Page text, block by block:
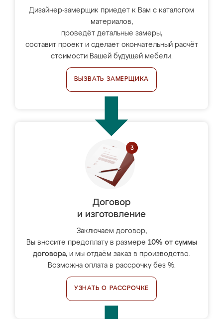
Дизайнер-замерщик приедет к Вам с каталогом
материалов,
проведёт детальные замеры,
составит проект и сделает окончательный расчёт
стоимости Вашей будущей мебели.
ВЫЗВАТЬ ЗАМЕРЩИКА
Договор
и изготовление
Заключаем договор,
Вы вносите предоплату в размере 10% от суммы
договора, и мы отдаём заказ в производство.
Возможна оплата в рассрочку без %.
УЗНАТЬ О РАССРОЧКЕ